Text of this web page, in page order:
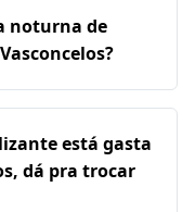
noturna de
está gasta
dá pra trocar